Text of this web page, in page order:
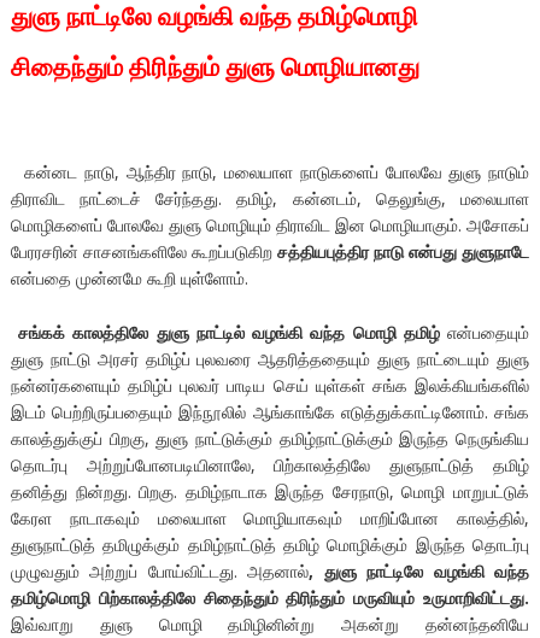
துளு நாட்டிலே வழங்கி வந்த தமிழ்மொழி
சிதைந்தும் திரிந்தும் துளு மொழியானது
கன்னட நாடு, ஆந்திர நாடு, மலையாள நாடுகளைப் போலவே துளு நாடும்
திராவிட நாட்டைச் சேர்ந்தது. தமிழ், கன்னடம், தெலுங்கு, மலையாள
மொழிகளைப் போலவே துளு மொழியும் திராவிட இன மொழியாகும். அசோகப்
பேரரசரின் சாசனங்களிலே கூறப்படுகிற சத்தியபுத்திர நாடு என்பது துளுநாடே
என்பதை முன்னமே கூறி யுள்ளோம்.
சங்கக் காலத்திலே துளு நாட்டில் வழங்கி வந்த மொழி தமிழ்என்பதையும்
துளு நாட்டு அரசர் தமிழ்ப் புலவரை ஆதரித்ததையும் துளு நாட்டையும் துளு
நன்னர்களையும் தமிழ்ப் புலவர் பாடிய செய் யுள்கள் சங்க இலக்கியங்களில்
இடம் பெற்றிருப்பதையும் இந்நூலில் ஆங்காங்கே எடுத்துக்காட்டினோம். சங்க
காலத்துக்குப் பிறகு, துளு நாட்டுக்கும் தமிழ்நாட்டுக்கும் இருந்த நெருங்கிய
தொடர்பு அற்றுப்போனபடியினாலே, பிற்காலத்திலே துளுநாட்டுத் தமிழ்
தனித்து நின்றது. பிறகு. தமிழ்நாடாக இருந்த சேரநாடு, மொழி மாறுபட்டுக்
கேரள நாடாகவும் மலையாள மொழியாகவும் மாறிப்போன காலத்தில்,
துளுநாட்டுத் தமிழுக்கும் தமிழ்நாட்டுத் தமிழ் மொழிக்கும் இருந்த தொடர்பு
முழுவதும் அற்றுப் போய்விட்டது. அதனால், துளுநாட்டிலே வழங்கி வந்த
தமிழ்மொழி பிற்காலத்திலே சிதைந்தும் திரிந்தும்மருவியும் உருமாறிவிட்டது.
இவ்வாறு துளு மொழி தமிழினின்று அகன்று தன்னந்தனியே